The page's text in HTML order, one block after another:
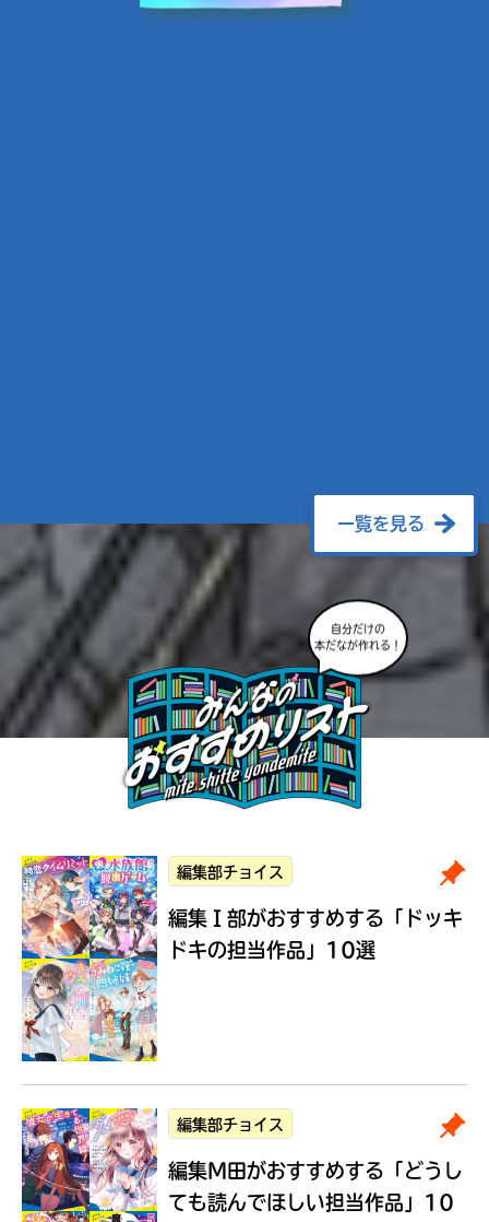
一覧を見る
自分だけの
本だなが作れる！
編集部チョイス
編集Ｉ部がおすすめする 「ドッキ
ドキの担当作品」10選
編集部チョイス
編集M田がおすすめする 「どうし
ても読んでほしい担当作品」10